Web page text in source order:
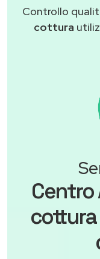
Controllo
cottura
Centro
cottura